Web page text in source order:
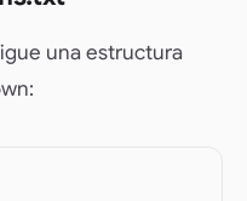
una estructura